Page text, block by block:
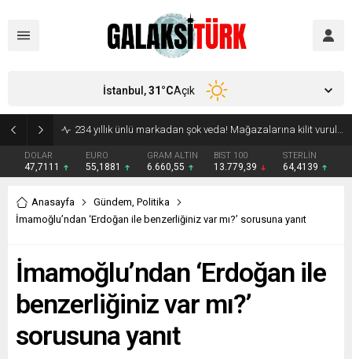
Vücudunuzu zehirliyor: Varsa çöpe atın! Yiyeni hasta ediyor
DOLAR
47,7111
EURO
55,1881
GRAM ALTIN
6.660,55
BIST 100
13.779,39
STERLİN
64,4139
İstanbul,31°CAçık
Anasayfa Gündem, Politika
İmamoğlu’ndan ‘Erdoğan ile benzerliğiniz var mı?’ sorusuna yanıt
İmamoğlu’ndan ‘Erdoğan ile
benzerliğiniz var mı?’
sorusuna yanıt